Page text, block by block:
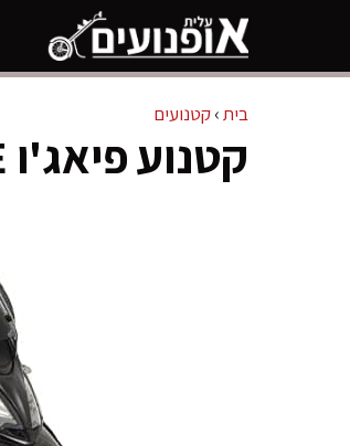
בית›קטנועים
קטנוע פיאג'ו MP3 400 HPE